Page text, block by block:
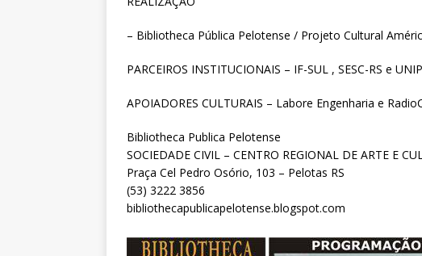
– Bibliotheca Pública Pelotense / Projeto Cultural
PARCEIROS INSTITUCIONAIS – IF-SUL , SESC-RS e
APOIADORES CULTURAIS – Labore Engenharia e
Bibliotheca Publica Pelotense
SOCIEDADE CIVIL – CENTRO REGIONAL DE ARTE E
Praça Cel Pedro Osório, 103 – Pelotas RS
(53) 3222 3856
bibliothecapublicapelotense.blogspot.com